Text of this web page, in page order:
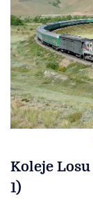
Koleje
1)